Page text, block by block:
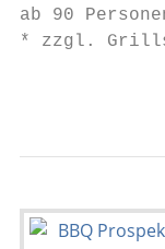
ab 90
* zzgl.